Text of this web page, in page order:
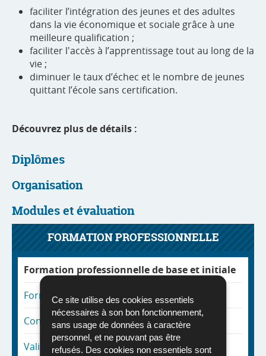
Ce site utilise des cookies essentiels
nécessaires à son bon fonctionnement,
sans usage de données à caractère
personnel, et ne pouvant pas être
refusés. Des cookies non essentiels sont
faciliter l’intégration des jeunes et des adultes
dans la vie économique et sociale grâce à une
meilleure qualification ;
faciliter l'accès à l’apprentissage tout au long de la
vie ;
diminuer le taux d’échec et le nombre de jeunes
quittant l’école sans certification.
Découvrez plus de détails :
Diplômes
Organisation
Modules et évaluation
FORMATION PROFESSIONNELLE
Formation professionnelle de base et initiale
Formation professionnelle continue
Congé individuel de formation
Validation des acquis de l'expérience